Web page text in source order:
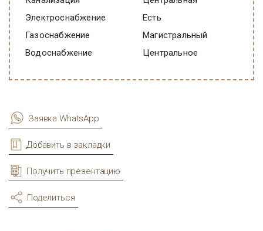
Электроснабжение
есть
Газоснабжение
Магистральный
Водоснабжение
Центральное
Заявка WhatsApp
Добавить в закладки
Получить презентацию
Поделиться